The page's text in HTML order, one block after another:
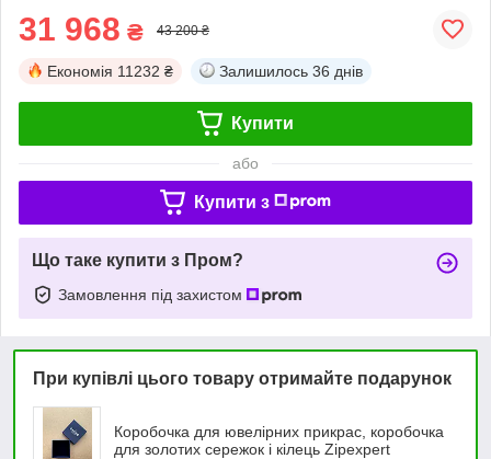
31 968 ₴ 43 200 ₴
Економія 11232 ₴ Залишилось 36 днів
Купити
або
Купити з
Що таке купити з Пром?
Замовлення під захистом
При купівлі цього товару отримайте подарунок
Коробочка для ювелірних прикрас, коробочка
для золотих сережок і кілець Zipexpert